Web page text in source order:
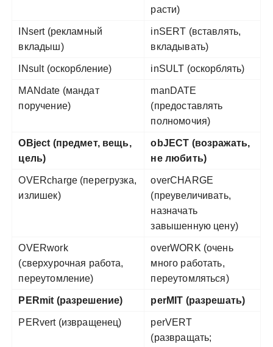
расти)
INsert (рекламный
вкладыш)
inSERT (вставлять,
вкладывать)
INsult (оскорбление) inSULT (оскорблять)
MANdate (мандат
поручение)
manDATE
(предоставлять
полномочия)
OBject (предмет, вещь,
цель)
obJECT (возражать,
не любить)
OVERcharge (перегрузка,
излишек)
overCHARGE
(преувеличивать,
назначать
завышенную цену)
OVERwork
(сверхурочная работа,
переутомление)
overWORK (очень
много работать,
переутомляться)
PERmit (разрешение) perMIT (разрешать)
PERvert (извращенец)
perVERT
(развращать;